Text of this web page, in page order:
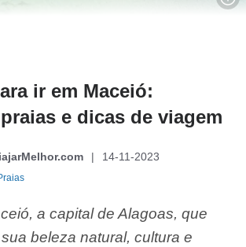
ir em Maceió:
e dicas de viagem
14-11-2023
a capital de Alagoas, que
beleza natural, cultura e